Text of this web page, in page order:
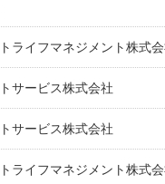
ライフマネジメント株式
サービス株式会社
サービス株式会社
ライフマネジメント株式